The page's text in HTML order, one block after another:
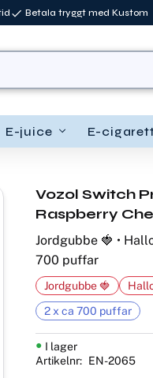
Betala tryggt med Kustom
E-juice E-
Vozol Switch
Raspberry
Jordgubbe 🍓 •
700 puffar
I lager
Artikelnr
EN-2065
Jordgubbe 🍓
2 x ca 700 puffar